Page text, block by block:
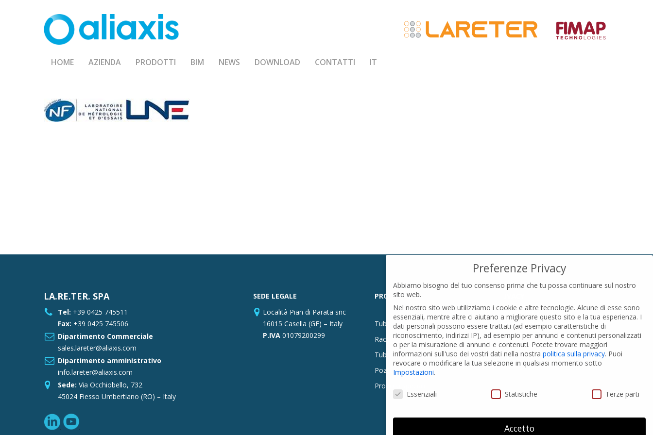
HOME AZIENDA PRODOTTI BIM NEWS DOWNLOAD CONTATTI IT
LA.RE.TER. SPA
Tel: +39 0425 745511
Fax: +39 0425 745506
Dipartimento Commerciale
sales.lareter@aliaxis.com
Dipartimento amministrativo
info.lareter@aliaxis.com
Sede: Via Occhiobello, 732
45024 Fiesso Umbertiano (RO) – Italy
SEDE LEGALE
Località Pian di Parata snc
16015 Casella (GE) – Italy
P.IVA01079200299
PRODOTTI
Tubi PVC
Raccordi PVC
Tubi e Raccordi in PVC-A
Pozzi Artesiani
Prodotti speciali
Privacy Policy
Cookies Policy
GDPR Personal data
Modifica impostazione Cookies
Preferenze Privacy
Abbiamo bisogno del tuo consenso prima che tu possa continuare sul nostro
sito web.
Nel nostro sito web utilizziamo i cookie e altre tecnologie. Alcune di esse sono
essenziali, mentre altre ci aiutano a migliorare questo sito e la tua esperienza. I
dati personali possono essere trattati (ad esempio caratteristiche di
riconoscimento, indirizzi IP), ad esempio per annunci e contenuti personalizzati
o per la misurazione di annunci e contenuti. Potete trovare maggiori
informazioni sull'uso dei vostri dati nella nostra politica sulla privacy. Puoi
revocare o modificare la tua selezione in qualsiasi momento sotto
Impostazioni.
Preferenze Privacy
Essenziali Statistiche Terze parti
Accetto